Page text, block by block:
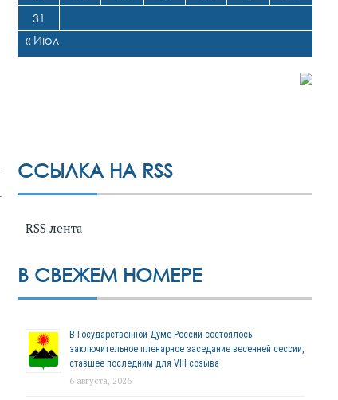
31
« Июл
ССЫЛКА НА RSS
RSS лента
В СВЕЖЕМ НОМЕРЕ
В Государственной Думе России состоялось
заключительное пленарное заседание весенней сессии,
ставшее последним для VIII созыва
6 августа, 2026